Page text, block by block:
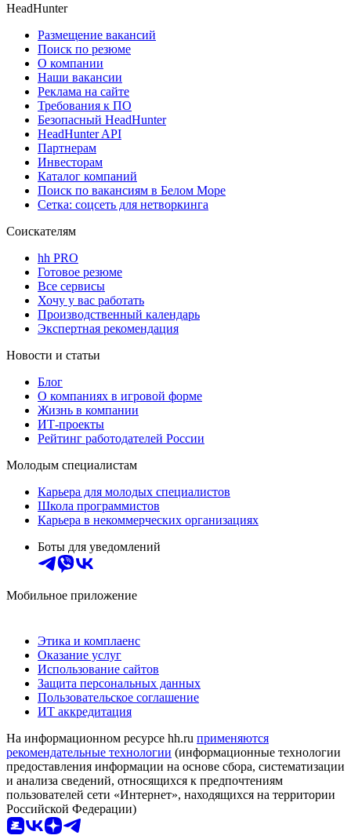
HeadHunter
Размещение вакансий
Поиск по резюме
О компании
Наши вакансии
Реклама на сайте
Требования к ПО
Безопасный HeadHunter
HeadHunter API
Партнерам
Инвесторам
Каталог компаний
Поиск по вакансиям в Белом Море
Сетка: соцсеть для нетворкинга
Соискателям
hh PRO
Готовое резюме
Все сервисы
Хочу у вас работать
Производственный календарь
Экспертная рекомендация
Новости и статьи
Блог
О компаниях в игровой форме
Жизнь в компании
ИТ-проекты
Рейтинг работодателей России
Молодым специалистам
Карьера для молодых специалистов
Школа программистов
Карьера в некоммерческих организациях
Боты для уведомлений
Мобильное приложение
Этика и комплаенс
Оказание услуг
Использование сайтов
Защита персональных данных
Пользовательское соглашение
ИТ аккредитация
На информационном ресурсе hh.ru применяются
рекомендательные технологии (информационные технологии
предоставления информации на основе сбора, систематизации
и анализа сведений, относящихся к предпочтениям
пользователей сети «Интернет», находящихся на территории
Российской Федерации)